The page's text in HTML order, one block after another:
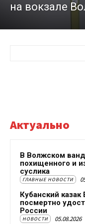
на вокзале
Актуально
В Волжском
похищенного и
суслика
ГЛАВНЫЕ НОВОСТИ
Кубанский казак
посмертно
России
НОВОСТИ 05.08.2026